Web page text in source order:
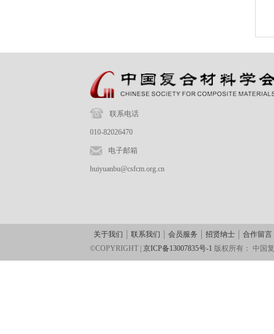
联系电话
010-82026470
电子邮箱
huiyuanbu@csfcm.org.cn
关于我们 联系我们 会员服务 招贤纳士
合作留言
©COPYRIGHT | 京ICP备13007835号-1 版权所有： 中国